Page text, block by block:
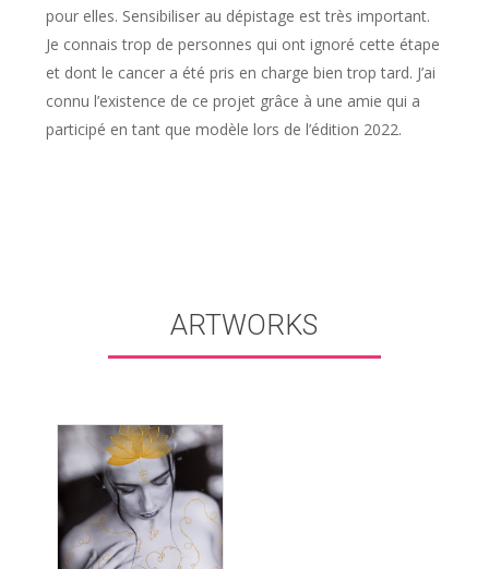
pour elles. Sensibiliser au dépistage est très important.
Je connais trop de personnes qui ont ignoré cette étape
et dont le cancer a été pris en charge bien trop tard. J’ai
connu l’existence de ce projet grâce à une amie qui a
participé en tant que modèle lors de l’édition 2022.
ARTWORKS